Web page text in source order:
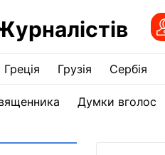
Греція Грузія Сербія
Думки вголос